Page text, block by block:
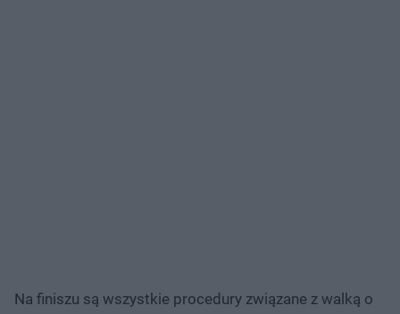
Na finiszu są wszystkie procedury związane z walką o